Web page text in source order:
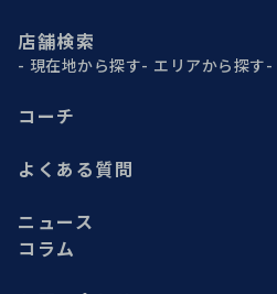
店舗検索
現在地から探す エリアから探す
コーチ
よくある質問
ニュース
コラム